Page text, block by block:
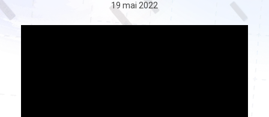
19 mai 2022